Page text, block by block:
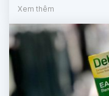
Xem thêm